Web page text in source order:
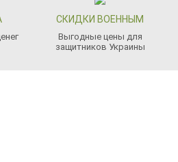
СКИДКИ ВОЕННЫМ
Выгодные цены для
защитников Украины